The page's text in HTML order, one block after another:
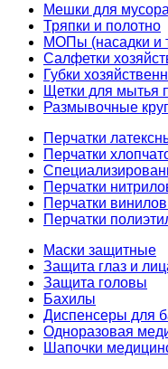
Мешки для мусора
Тряпки и полотно
МОПы (насадки и
Салфетки
Губки
Щетки для мытья
Размывочные
Перчатки
Перчатки
Перчатки
Перчатки
Перчатки
Маски защитные
Защита глаз и
Защита головы
Бахилы
Диспенсеры для
Одноразовая
Шапочки